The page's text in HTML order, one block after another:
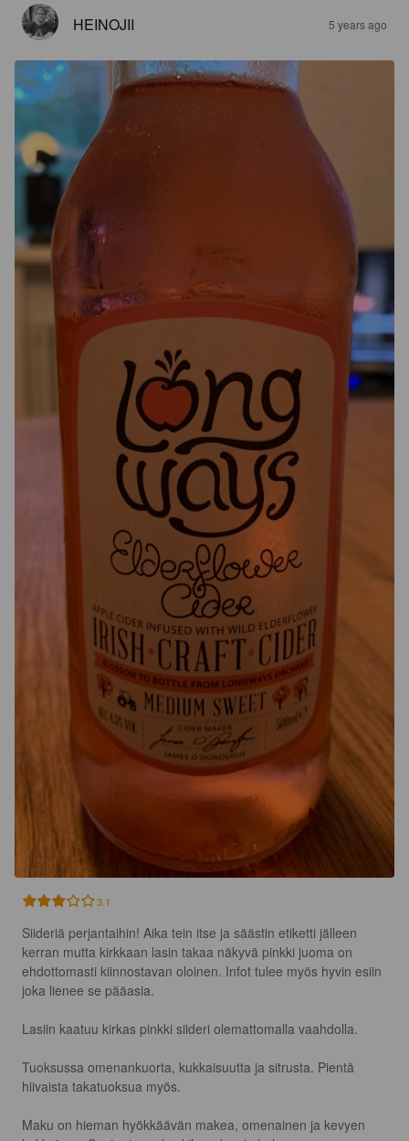
HEINOJII 5 years ago
3.1
Siideriä perjantaihin! Aika tein itse ja säästin etiketti jälleen
kerran mutta kirkkaan lasin takaa näkyvä pinkki juoma on
ehdottomasti kiinnostavan oloinen. Infot tulee myös hyvin esiin
joka lienee se pääasia.
Lasiin kaatuu kirkas pinkki siideri olemattomalla vaahdolla.
Tuoksussa omenankuorta, kukkaisuutta ja sitrusta. Pientä
hiivaista takatuoksua myös.
Maku on hieman hyökkäävän makea, omenainen ja kevyen